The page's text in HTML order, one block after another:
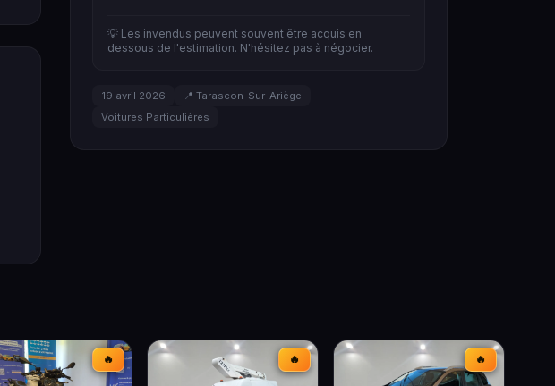
💡 Les invendus peuvent souvent être acquis en
dessous de l'estimation. N'hésitez pas à négocier.
19 avril 2026
📍 Tarascon-Sur-Ariège
Voitures Particulières
🔥 🔥 🔥